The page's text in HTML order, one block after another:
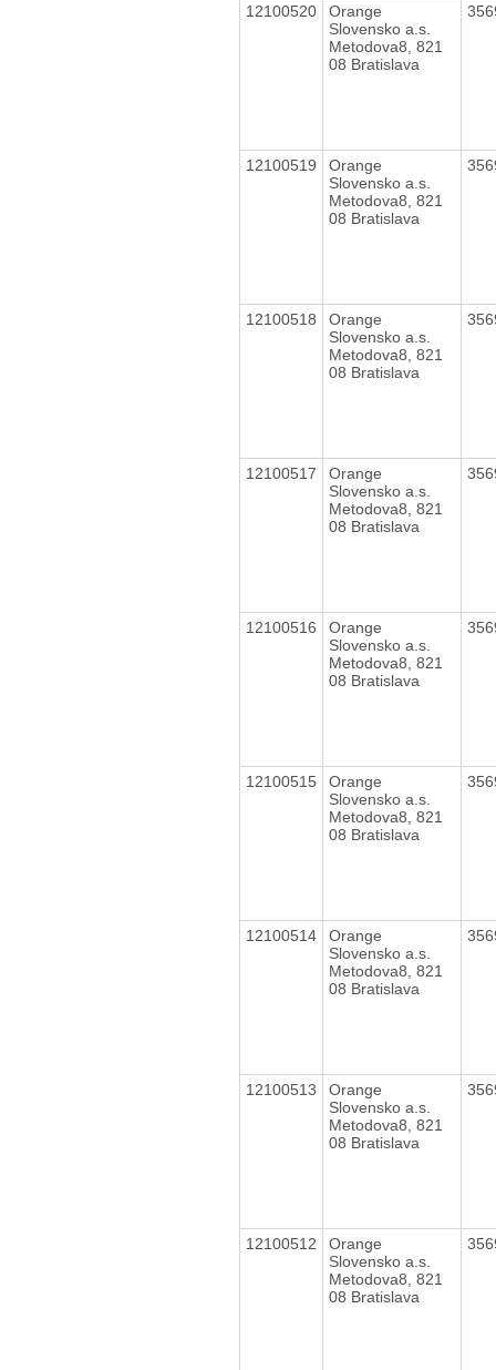
12100520
Orange
Slovensko a.s.
Metodova8, 821
08 Bratislava
12100519
Orange
Slovensko a.s.
Metodova8, 821
08 Bratislava
12100518
Orange
Slovensko a.s.
Metodova8, 821
08 Bratislava
12100517
Orange
Slovensko a.s.
Metodova8, 821
08 Bratislava
12100516
Orange
Slovensko a.s.
Metodova8, 821
08 Bratislava
12100515
Orange
Slovensko a.s.
Metodova8, 821
08 Bratislava
12100514
Orange
Slovensko a.s.
Metodova8, 821
08 Bratislava
12100513
Orange
Slovensko a.s.
Metodova8, 821
08 Bratislava
12100512
Orange
Slovensko a.s.
Metodova8, 821
08 Bratislava